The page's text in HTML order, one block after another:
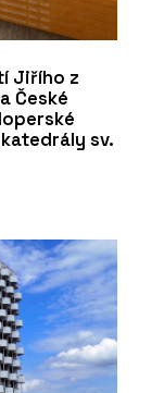
Jiřího z
České
sv.